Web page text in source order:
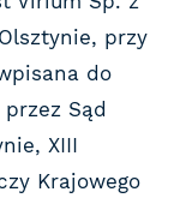
przy
do
Sąd
XIII
Krajowego